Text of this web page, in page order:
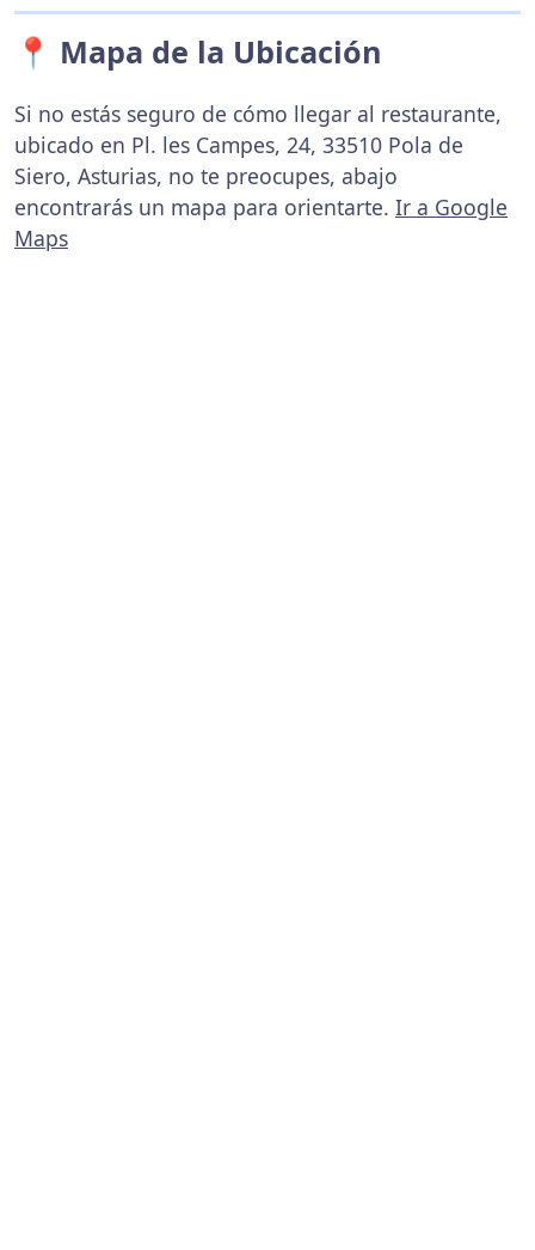
📍 Mapa de la Ubicación
Si no estás seguro de cómo llegar al restaurante,
ubicado en Pl. les Campes, 24, 33510 Pola de
Siero, Asturias, no te preocupes, abajo
encontrarás un mapa para orientarte. Ir a Google
Maps